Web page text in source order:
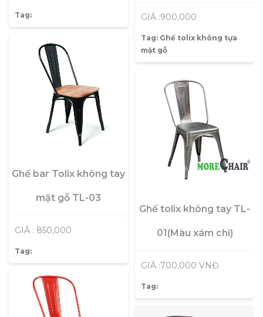
Tag: GIÁ :900,000
Tag: Ghế tolix không tựa
mặt gỗ
Ghế bar Tolix không tay
mặt gỗ TL-03
GIÁ : 850,000
Tag:
Ghế tolix không tay TL-
01(Màu xám chì)
GIÁ :700,000 VNĐ
Tag: